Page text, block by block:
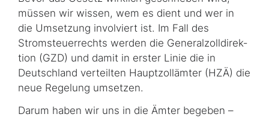
müssen wir wissen, wem es dient und wer in
die Umsetzung involviert ist. Im Fall des
Stromsteuerrechts werden die Generalzoll­di­rek­
tion (GZD) und damit in erster Linie die in
Deutschland verteilten Hauptzollämter (HZÄ) die
neue Regelung umsetzen.
Darum haben wir uns in die Ämter begeben –